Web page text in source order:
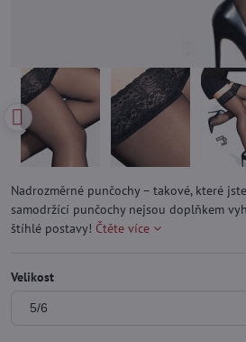
Nadrozměrné punčochy – takové, které
samodržící punčochy nejsou doplňkem
štíhlé postavy! Čtěte více
Velikost